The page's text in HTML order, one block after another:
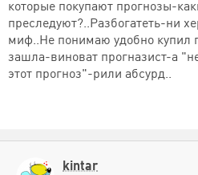
которые покупают прогнозы-
преследуют?..Разбогатеть-ни
миф..Не понимаю удобно купил
зашла-виноват прогназист-а
этот прогноз"-рили абсурд..
kintar